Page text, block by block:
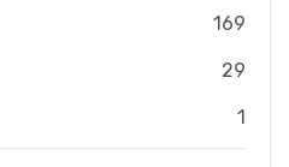
169
29
1